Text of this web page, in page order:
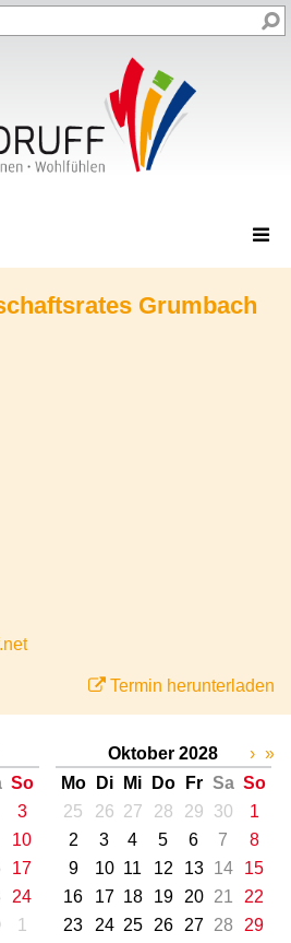
Grumbach
Termin herunterladen
So
3
10
17
24
1
Oktober 2028
Mo
Di Mi Do Fr Sa So
25
26 27 28 29 30
1
2
3 4 5 6 7
8
9
10 11 12 13 14
15
16
17 18 19 20 21
22
23
24 25 26 27 28
29
› »